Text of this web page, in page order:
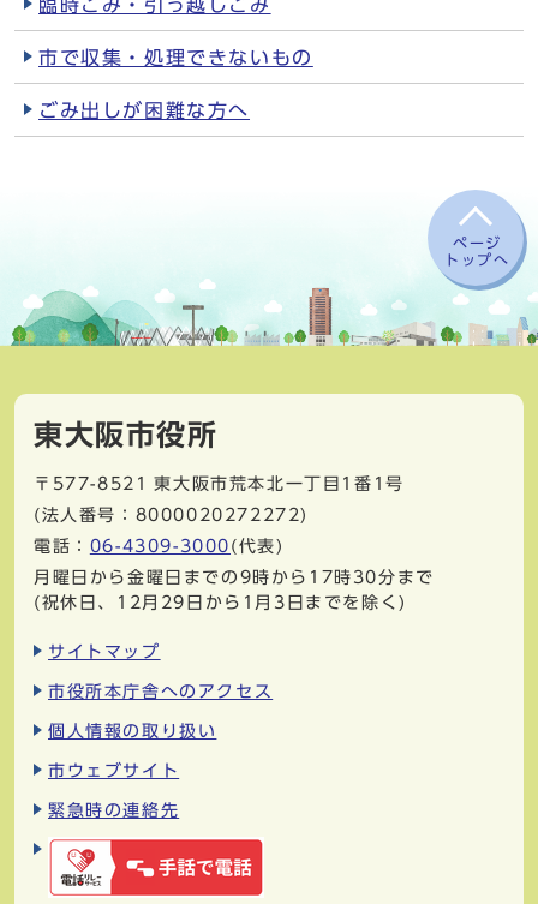
臨時ごみ・引っ越しごみ
市で収集・処理できないもの
ごみ出しが困難な方へ
ページ
トップへ
東大阪市役所
〒577-8521
東大阪市荒本北一丁目1番1号
(法人番号：8000020272272)
電話： 06-4309-3000 (代表)
月曜日から金曜日までの9時から17時30分まで
(祝休日、12月29日から1月3日までを除く)
サイトマップ
市役所本庁舎へのアクセス
個人情報の取り扱い
市ウェブサイト
緊急時の連絡先